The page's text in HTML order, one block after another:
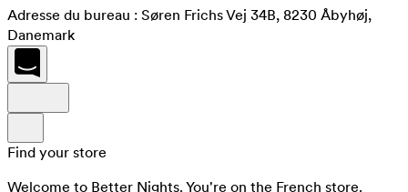
Adresse du bureau : Søren Frichs Vej 34B, 8230 Åbyhøj,
Danemark
Find your store
Welcome to Better Nights. You're on the French store.